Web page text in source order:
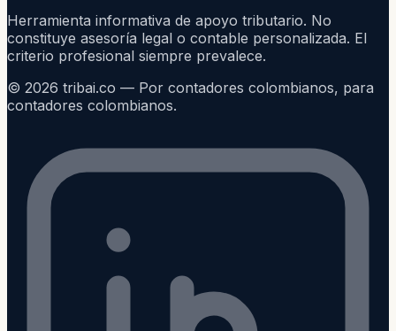
Herramienta informativa de apoyo tributario. No
constituye asesoría legal o contable personalizada. El
criterio profesional siempre prevalece.
© 2026 tribai.co — Por contadores colombianos, para
contadores colombianos.